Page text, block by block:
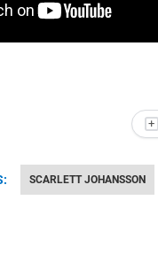
+
SCARLETT JOHANSSON